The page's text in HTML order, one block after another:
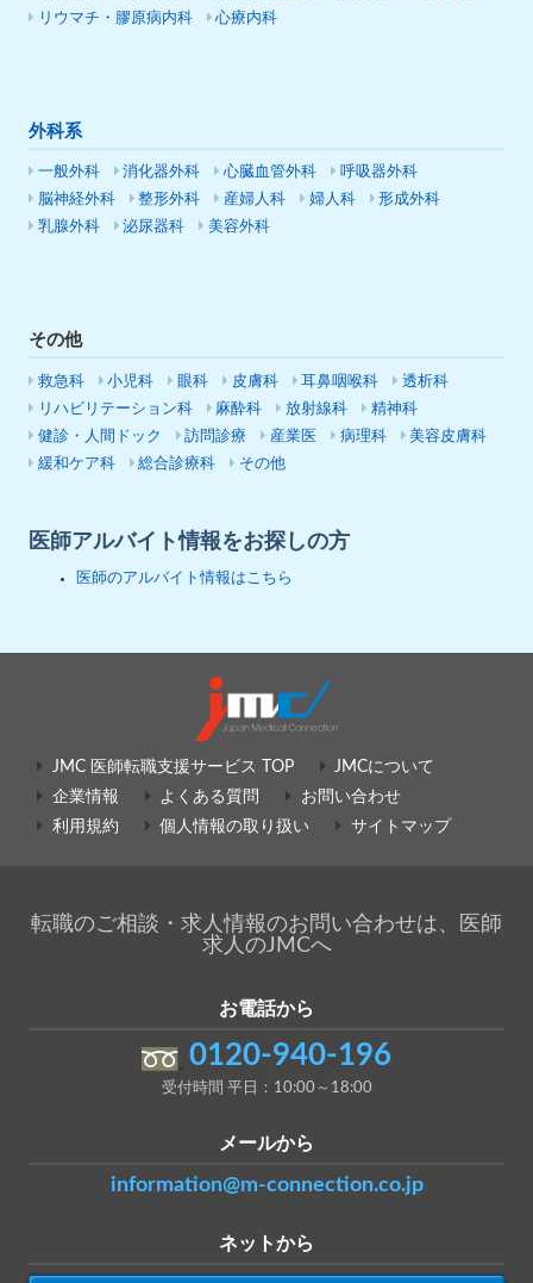
リウマチ・膠原病内科
心療内科
外科系
一般外科 消化器外科 心臓血管外科
呼吸器外科
脳神経外科
整形外科 産婦人科 婦人科
形成外科
乳腺外科
泌尿器科 美容外科
その他
救急科 小児科 眼科 皮膚科 耳鼻咽喉科
透析科
リハビリテーション科
麻酔科 放射線科
精神科
健診・人間ドック
訪問診療 産業医 病理科
美容皮膚科
緩和ケア科
総合診療科 その他
医師アルバイト情報をお探しの方
医師のアルバイト情報はこちら
JMC 医師転職支援サービス TOP
JMCについて
企業情報
よくある質問
お問い合わせ
利用規約
個人情報の取り扱い サイトマップ
転職のご相談・求人情報のお問い合わせは、医師
求人のJMCへ
お電話から
0120-940-196
受付時間 平日：10:00～18:00
メールから
information@m-connection.co.jp
ネットから